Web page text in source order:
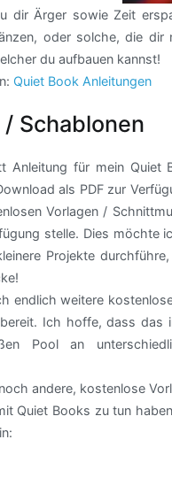
dir Ärger sowie Zeit
oder solche, die
du aufbauen kannst!
Quiet Book Anleitungen
Schablonen
Anleitung für mein Quiet
als PDF zur
Vorlagen /
stelle. Dies möchte
Projekte
endlich weitere
Ich hoffe, dass das
Pool an
andere, kostenlose
Quiet Books zu tun